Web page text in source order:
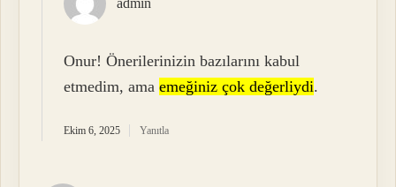
admin
Onur! Önerilerinizin bazılarını kabul
etmedim, amaemeğiniz çok değerliydi.
Ekim 6, 2025 Yanıtla